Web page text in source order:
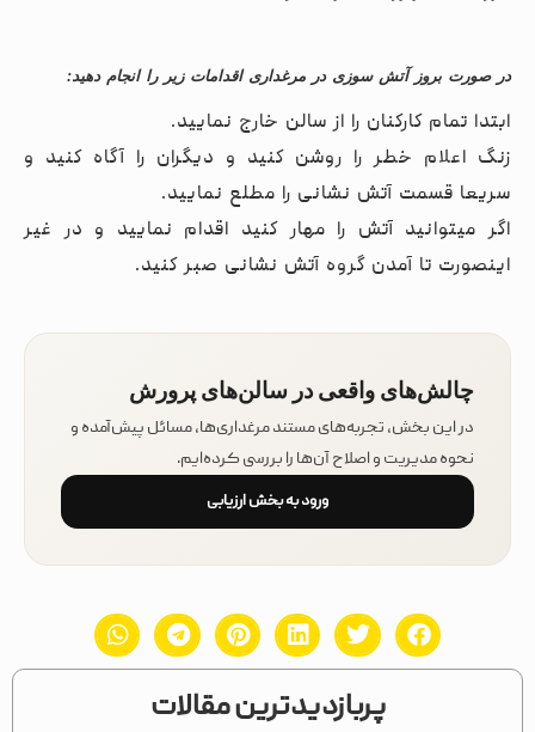
در صورت بروز آتش سوزی در مرغداری اقدامات زیر را انجام دهید:
ابتدا تمام کارکنان را از سالن خارج نمایید.
زنگ اعلام خطر را روشن کنید و دیگران را آگاه کنید و
سریعا قسمت آتش نشانی را مطلع نمایید.
اگر میتوانید آتش را مهار کنید اقدام نمایید و در غیر
اینصورت تا آمدن گروه آتش نشانی صبر کنید.
چالش‌های واقعی در سالن‌های پرورش
در این بخش، تجربه‌های مستند مرغداری‌ها، مسائل پیش‌آمده و
نحوه مدیریت و اصلاح آن‌ها را بررسی کرده‌ایم.
ورود به بخش ارزیابی
پربازدیدترین مقالات